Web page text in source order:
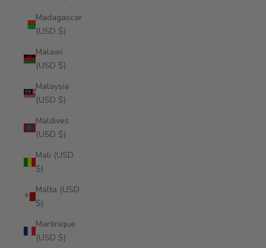
Madagascar
(USD $)
Malawi
(USD $)
Malaysia
(USD $)
Maldives
(USD $)
Mali (USD
$)
Malta (USD
$)
Martinique
(USD $)